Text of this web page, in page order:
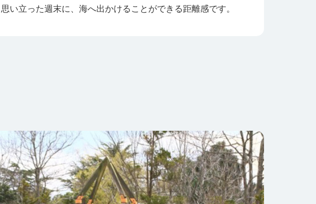
い立った週末に、海へ出かけることができる距離感です。